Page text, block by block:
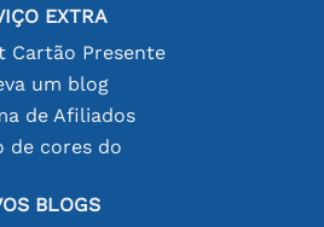
EXTRA
Cartão Presente
um blog
de Afiliados
de cores do
BLOGS